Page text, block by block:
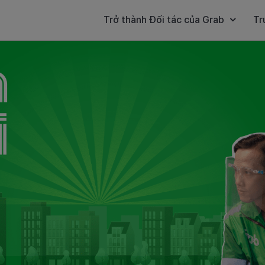
Trở thành Đối tác của Grab